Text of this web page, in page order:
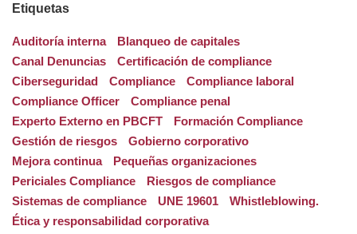
Etiquetas
Auditoría interna
Blanqueo de capitales
Canal Denuncias
Certificación de compliance
Ciberseguridad
Compliance
Compliance laboral
Compliance Officer
Compliance penal
Experto Externo en PBCFT
Formación Compliance
Gestión de riesgos
Gobierno corporativo
Mejora continua
Pequeñas organizaciones
Periciales Compliance
Riesgos de compliance
Sistemas de compliance
UNE 19601
Whistleblowing.
Ética y responsabilidad corporativa